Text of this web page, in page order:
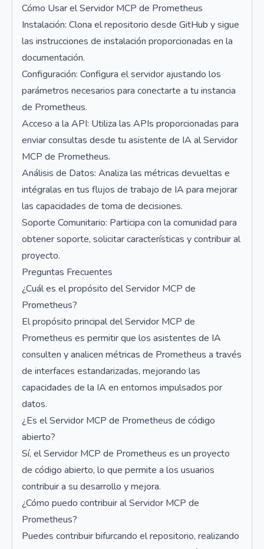
Cómo Usar el Servidor MCP de Prometheus
Instalación: Clona el repositorio desde GitHub y sigue
las instrucciones de instalación proporcionadas en la
documentación.
Configuración: Configura el servidor ajustando los
parámetros necesarios para conectarte a tu instancia
de Prometheus.
Acceso a la API: Utiliza las APIs proporcionadas para
enviar consultas desde tu asistente de IA al Servidor
MCP de Prometheus.
Análisis de Datos: Analiza las métricas devueltas e
intégralas en tus flujos de trabajo de IA para mejorar
las capacidades de toma de decisiones.
Soporte Comunitario: Participa con la comunidad para
obtener soporte, solicitar características y contribuir al
proyecto.
Preguntas Frecuentes
¿Cuál es el propósito del Servidor MCP de
Prometheus?
El propósito principal del Servidor MCP de
Prometheus es permitir que los asistentes de IA
consulten y analicen métricas de Prometheus a través
de interfaces estandarizadas, mejorando las
capacidades de la IA en entornos impulsados por
datos.
¿Es el Servidor MCP de Prometheus de código
abierto?
Sí, el Servidor MCP de Prometheus es un proyecto
de código abierto, lo que permite a los usuarios
contribuir a su desarrollo y mejora.
¿Cómo puedo contribuir al Servidor MCP de
Prometheus?
Puedes contribuir bifurcando el repositorio, realizando